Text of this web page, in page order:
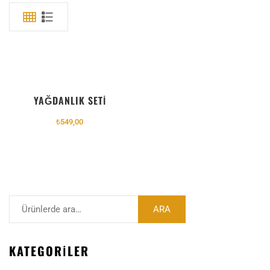
YAĞDANLIK SETİ
₺549,00
ARA
KATEGORILER